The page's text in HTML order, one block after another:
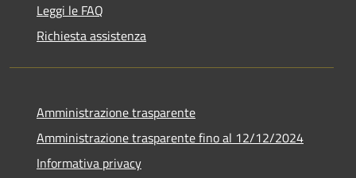
Leggi le FAQ
Richiesta assistenza
Amministrazione trasparente
Amministrazione trasparente fino al 12/12/2024
Informativa privacy